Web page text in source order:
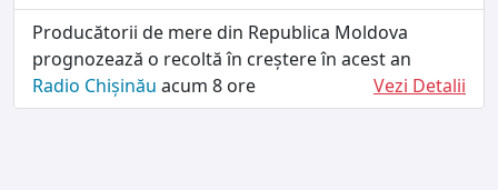
Producătorii de mere din Republica Moldova
prognozează o recoltă în creștere în acest an
Radio Chișinău acum 8 ore Vezi Detalii